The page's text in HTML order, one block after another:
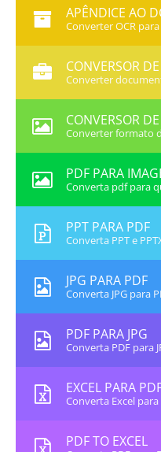
APÊNDICE AO
Converter OCR
CONVERSOR
Converter
CONVERSOR
Converter formato
PDF PARA
Converta pdf para
PPT PARA PDF
Converta PPT e
JPG PARA PDF
Converta JPG para
PDF PARA JPG
Converta PDF para
EXCEL PARA
Converta Excel para
PDF TO EXCEL